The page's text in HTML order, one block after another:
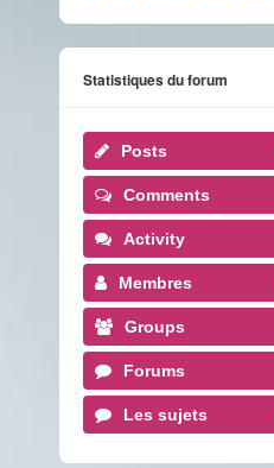
Statistiques du forum
Posts
Comments
Activity
Membres
Groups
Forums
Les sujets